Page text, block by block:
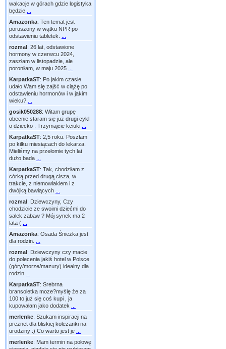
wakacje w górach gdzie logistyka
będzie
Amazonka: Ten temat jest
poruszony w wątku NPR po
odstawieniu tabletek.
rozmal: 26 lat, odstawione
hormony w czerwcu 2024,
zaszłam w listopadzie, ale
poroniłam, w maju 2025
KarpatkaST: Po jakim czasie
udało Wam się zajść w ciążę po
odstawieniu hormonów i w jakim
wieku?
gosik050288: Witam grupę
obecnie staram się już drugi cykl
o dziecko . Trzymajcie kciuki
KarpatkaST: 2,5 roku. Poszłam
po kilku miesiącach do lekarza.
Mieliśmy na przełomie tych lat
dużo bada
KarpatkaST: Tak, chodziłam z
córką przed drugą cisza, w
trakcie, z niemowlakiem i z
dwójką bawiących
rozmal: Dziewczyny, Czy
chodzicie ze swoimi dziećmi do
salek zabaw ? Mój synek ma 2
lata (
Amazonka: Osada Śnieżka jest
dla rodzin.
rozmal: Dziewczyny czy macie
do polecenia jakiś hotel w Polsce
(góry/morze/mazury) idealny dla
rodzin
KarpatkaST: Srebrna
bransoletka moze?myślę że za
100 to już się coś kupi , ja
kupowałam jako dodatek
merlenke: Szukam inspiracji na
preznet dla bliskiej koleżanki na
urodziny :) Co warto jest je
merlenke: Mam termin na połowę